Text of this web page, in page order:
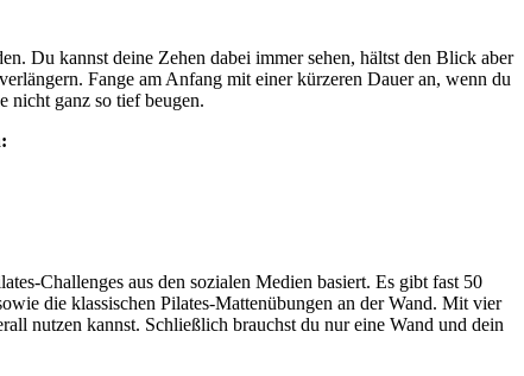
Du kannst deine Zehen dabei immer sehen, hältst den Blick aber
Fange am Anfang mit einer kürzeren Dauer an, wenn du
nicht ganz so tief beugen.
Challenges aus den sozialen Medien basiert. Es gibt fast 50
die klassischen Pilates-Mattenübungen an der Wand. Mit vier
nutzen kannst. Schließlich brauchst du nur eine Wand und dein